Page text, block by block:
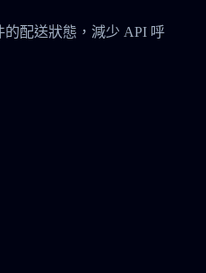
配送狀態，減少 API 呼